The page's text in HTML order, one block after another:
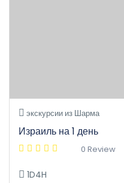
экскурсии из Шарма
Израиль на 1 день
0 Review
1D4H